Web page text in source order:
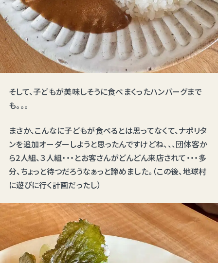
そして、子どもが美味しそうに食べまくったハンバーグまで
も。。。
まさか、こんなに子どもが食べるとは思ってなくて、ナポリタ
ンを追加オーダーしようと思ったんですけどね、、、団体客か
ら2人組、３人組・・・とお客さんがどんどん来店されて・・・多
分、ちょっと待つだろうなぁっと諦めました。（この後、地球村
に遊びに行く計画だったし）